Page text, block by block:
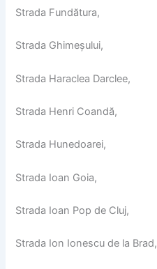
Strada Fundătura,
Strada Ghimeșului,
Strada Haraclea Darclee,
Strada Henri Coandă,
Strada Hunedoarei,
Strada Ioan Goia,
Strada Ioan Pop de Cluj,
Strada Ion Ionescu de la Brad,